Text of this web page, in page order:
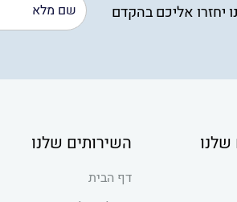
יחזרו אליכם בהקדם
השירותים שלנו
דף הבית